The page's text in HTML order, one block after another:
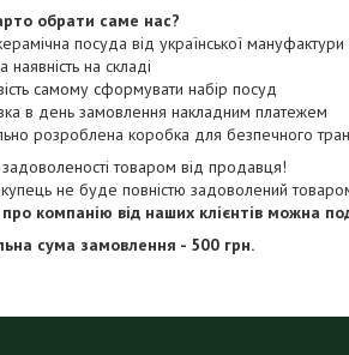
обрати саме нас?
посуда від української
наявність на складі
самому сформувати набір посуд
в день замовлення накладним платежем
розроблена коробка для безпечного
задоволеності товаром від продавця!
не буде повністю задоволений
про компанію від наших клієнтів можна
сума замовлення - 500 грн.